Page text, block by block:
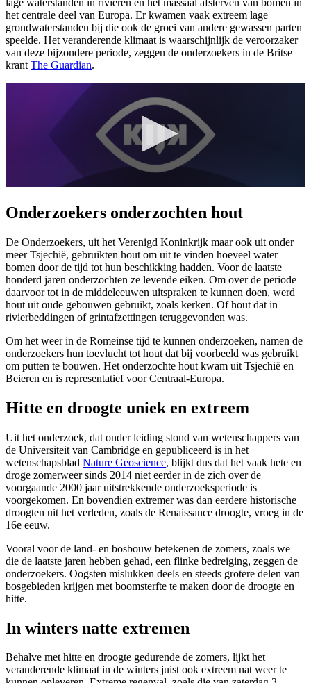
lage waterstanden in rivieren en het massaal afsterven van bomen in
het centrale deel van Europa. Er kwamen vaak extreem lage
grondwaterstanden bij die ook de groei van andere gewassen parten
speelde. Het veranderende klimaat is waarschijnlijk de veroorzaker
van deze bijzondere periode, zeggen de onderzoekers in de Britse
krant The Guardian.
Onderzoekers onderzochten hout
De Onderzoekers, uit het Verenigd Koninkrijk maar ook uit onder
meer Tsjechië, gebruikten hout om uit te vinden hoeveel water
bomen door de tijd tot hun beschikking hadden. Voor de laatste
honderd jaren onderzochten ze levende eiken. Om over de periode
daarvoor tot in de middeleeuwen uitspraken te kunnen doen, werd
hout uit oude gebouwen gebruikt, zoals kerken. Of hout dat in
rivierbeddingen of grintafzettingen teruggevonden was.
Om het weer in de Romeinse tijd te kunnen onderzoeken, namen de
onderzoekers hun toevlucht tot hout dat bij voorbeeld was gebruikt
om putten te bouwen. Het onderzochte hout kwam uit Tsjechië en
Beieren en is representatief voor Centraal-Europa.
Hitte en droogte uniek en extreem
Uit het onderzoek, dat onder leiding stond van wetenschappers van
de Universiteit van Cambridge en gepubliceerd is in het
wetenschapsblad Nature Geoscience, blijkt dus dat het vaak hete en
droge zomerweer sinds 2014 niet eerder in de zich over de
voorgaande 2000 jaar uitstrekkende onderzoeksperiode is
voorgekomen. En bovendien extremer was dan eerdere historische
droogten uit het verleden, zoals de Renaissance droogte, vroeg in de
16e eeuw.
Vooral voor de land- en bosbouw betekenen de zomers, zoals we
die de laatste jaren hebben gehad, een flinke bedreiging, zeggen de
onderzoekers. Oogsten mislukken deels en steeds grotere delen van
bosgebieden krijgen met boomsterfte te maken door de droogte en
hitte.
In winters natte extremen
Behalve met hitte en droogte gedurende de zomers, lijkt het
veranderende klimaat in de winters juist ook extreem nat weer te